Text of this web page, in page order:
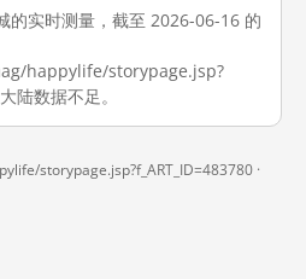
的实时测量，截至 2026-06-16 的
happylife/storypage.jsp?
陆数据不足。
storypage.jsp?f_ART_ID=483780 ·